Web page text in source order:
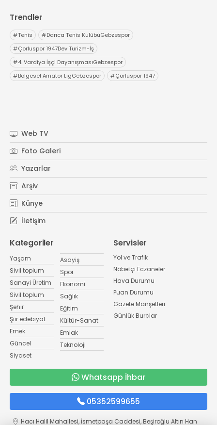
Trendler
#Tenis #Darıca Tenis KulübüGebzespor
#Çorluspor 1947Dev Turizm-İş
#4. Vardiya İşçi DayanışmasıGebzespor
#Bölgesel Amatör LigGebzespor #Çorluspor 1947
Web TV
Foto Galeri
Yazarlar
Arşiv
Künye
İletişim
Kategoriler
Yaşam
Sivil toplum
Sanayi Üretim
Sivil toplum
Şehir
Şiir edebiyat
Emek
Güncel
Siyaset
Asayiş
Spor
Ekonomi
Sağlık
Eğitim
Kültür-Sanat
Emlak
Teknoloji
Servisler
Yol ve Trafik
Nöbetçi Eczaneler
Hava Durumu
Puan Durumu
Gazete Manşetleri
Günlük Burçlar
Whatsapp İhbar
05352599655
Hacı Halil Mahallesi, İsmetpaşa Caddesi, Beşiroğlu Altın Han